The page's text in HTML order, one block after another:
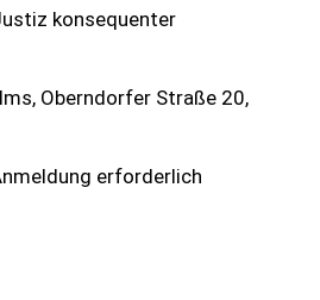
konsequenter
Oberndorfer Straße 20,
erforderlich